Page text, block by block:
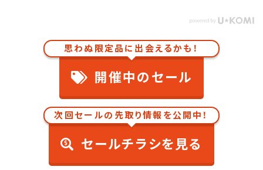
思わぬ限定品に出会えるかも！
開催中のセール
次回セールの先取り情報を公開中！
セールチラシを見る